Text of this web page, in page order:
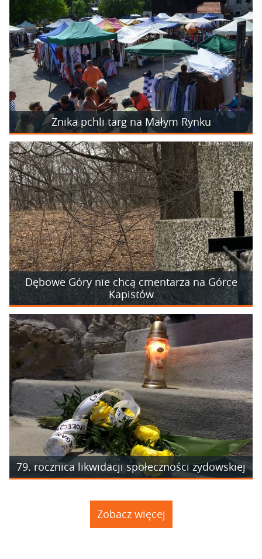
Znika pchli targ na Małym Rynku
Dębowe Góry nie chcą cmentarza na Górce
Kapistów
79. rocznica likwidacji społeczności żydowskiej
Zobacz więcej